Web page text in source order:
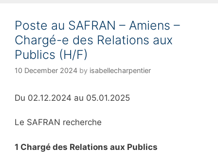
o
r
i
e
Poste au SAFRAN – Amiens –
Chargé-e des Relations aux
Publics (H/F)
10 December 2024 by isabellecharpentier
Du 02.12.2024 au 05.01.2025
Le SAFRAN recherche
1 Chargé des Relations aux Publics